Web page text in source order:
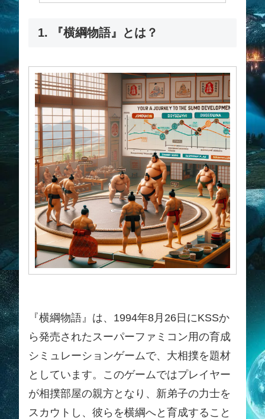
1. 『横綱物語』とは？
『横綱物語』は、1994年8月26日にKSSか
ら発売されたスーパーファミコン用の育成
シミュレーションゲームで、大相撲を題材
としています。このゲームではプレイヤー
が相撲部屋の親方となり、新弟子の力士を
スカウトし、彼らを横綱へと育成すること